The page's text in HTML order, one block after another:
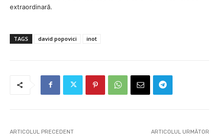
extraordinară.
TAGS david popovici inot
ARTICOLUL PRECEDENT ARTICOLUL URMĂTOR